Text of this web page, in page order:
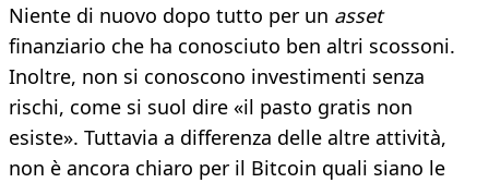
Niente di nuovo dopo tutto per un asset
finanziario che ha conosciuto ben altri scossoni.
Inoltre, non si conoscono investimenti senza
rischi, come si suol dire «il pasto gratis non
esiste». Tuttavia a differenza delle altre attività,
non è ancora chiaro per il Bitcoin quali siano le